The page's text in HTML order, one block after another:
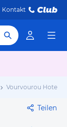
Kontakt
Vourvourou Hotels
Teilen